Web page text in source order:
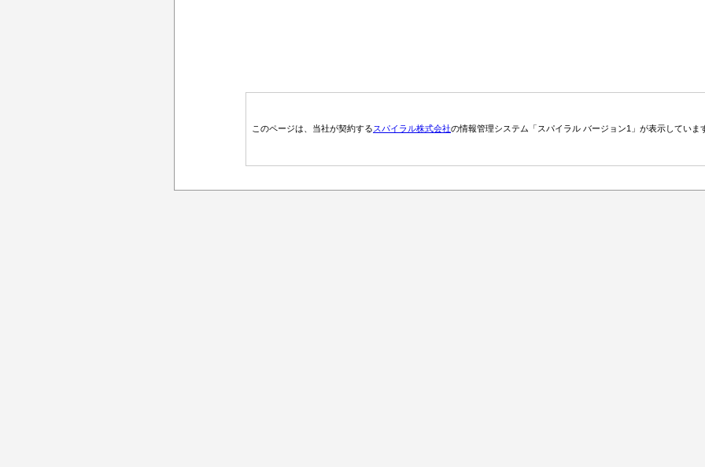
このページは、当社が契約するスパイラル株式会社の情報管理システム「スパイラル バージョン1」が表示していま